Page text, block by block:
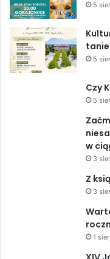
5
5
Czy
5
w
3
Z
3
1